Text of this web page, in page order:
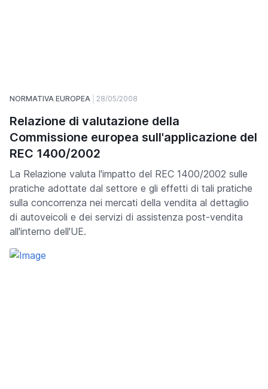
NORMATIVA EUROPEA 28/05/2008
Relazione di valutazione della
Commissione europea sull'applicazione del
REC 1400/2002
La Relazione valuta l'impatto del REC 1400/2002 sulle
pratiche adottate dal settore e gli effetti di tali pratiche
sulla concorrenza nei mercati della vendita al dettaglio
di autoveicoli e dei servizi di assistenza post-vendita
all'interno dell'UE.